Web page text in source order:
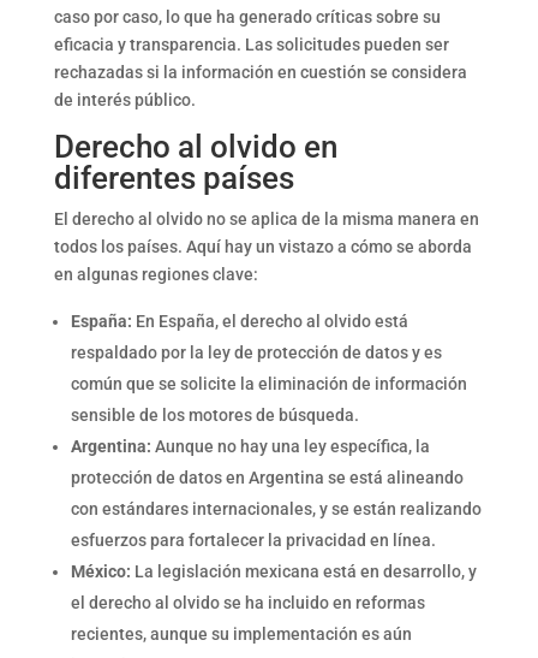
caso por caso, lo que ha generado críticas sobre su
eficacia y transparencia. Las solicitudes pueden ser
rechazadas si la información en cuestión se considera
de interés público.
Derecho al olvido en
diferentes países
El derecho al olvido no se aplica de la misma manera en
todos los países. Aquí hay un vistazo a cómo se aborda
en algunas regiones clave:
España: En España, el derecho al olvido está
respaldado por la ley de protección de datos y es
común que se solicite la eliminación de información
sensible de los motores de búsqueda.
Argentina: Aunque no hay una ley específica, la
protección de datos en Argentina se está alineando
con estándares internacionales, y se están realizando
esfuerzos para fortalecer la privacidad en línea.
México: La legislación mexicana está en desarrollo, y
el derecho al olvido se ha incluido en reformas
recientes, aunque su implementación es aún